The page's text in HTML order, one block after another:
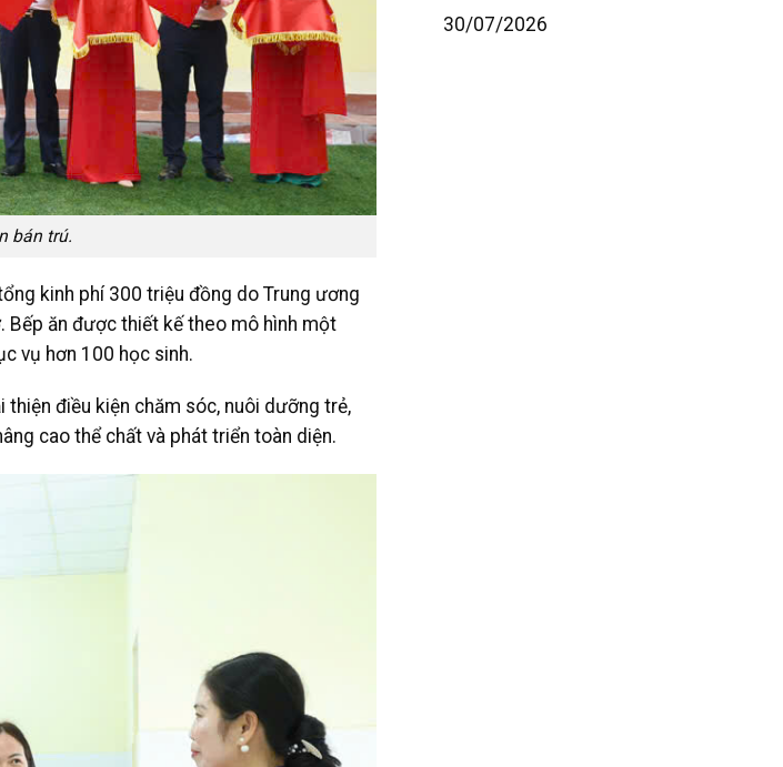
bán trú.
kinh phí 300 triệu đồng do Trung ương
Bếp ăn được thiết kế theo mô hình một
vụ hơn 100 học sinh.
điều kiện chăm sóc, nuôi dưỡng trẻ,
cao thể chất và phát triển toàn diện.
30/07/2026